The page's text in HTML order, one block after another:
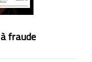
fraude